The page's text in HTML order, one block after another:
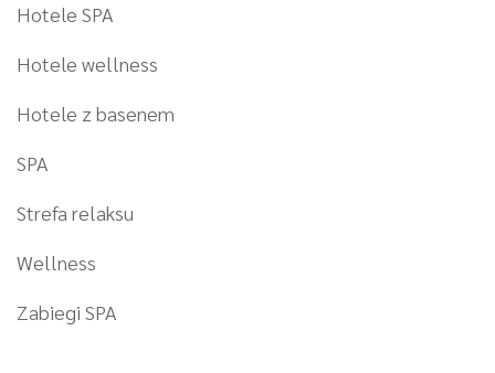
Hotele SPA
Hotele wellness
Hotele z basenem
SPA
Strefa relaksu
Wellness
Zabiegi SPA